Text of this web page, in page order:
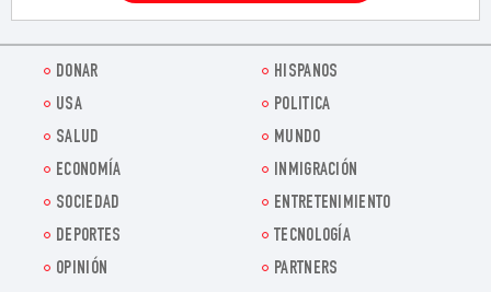
DONAR
HISPANOS
USA
POLITICA
SALUD
MUNDO
ECONOMÍA
INMIGRACIÓN
SOCIEDAD
ENTRETENIMIENTO
DEPORTES
TECNOLOGÍA
OPINIÓN
PARTNERS